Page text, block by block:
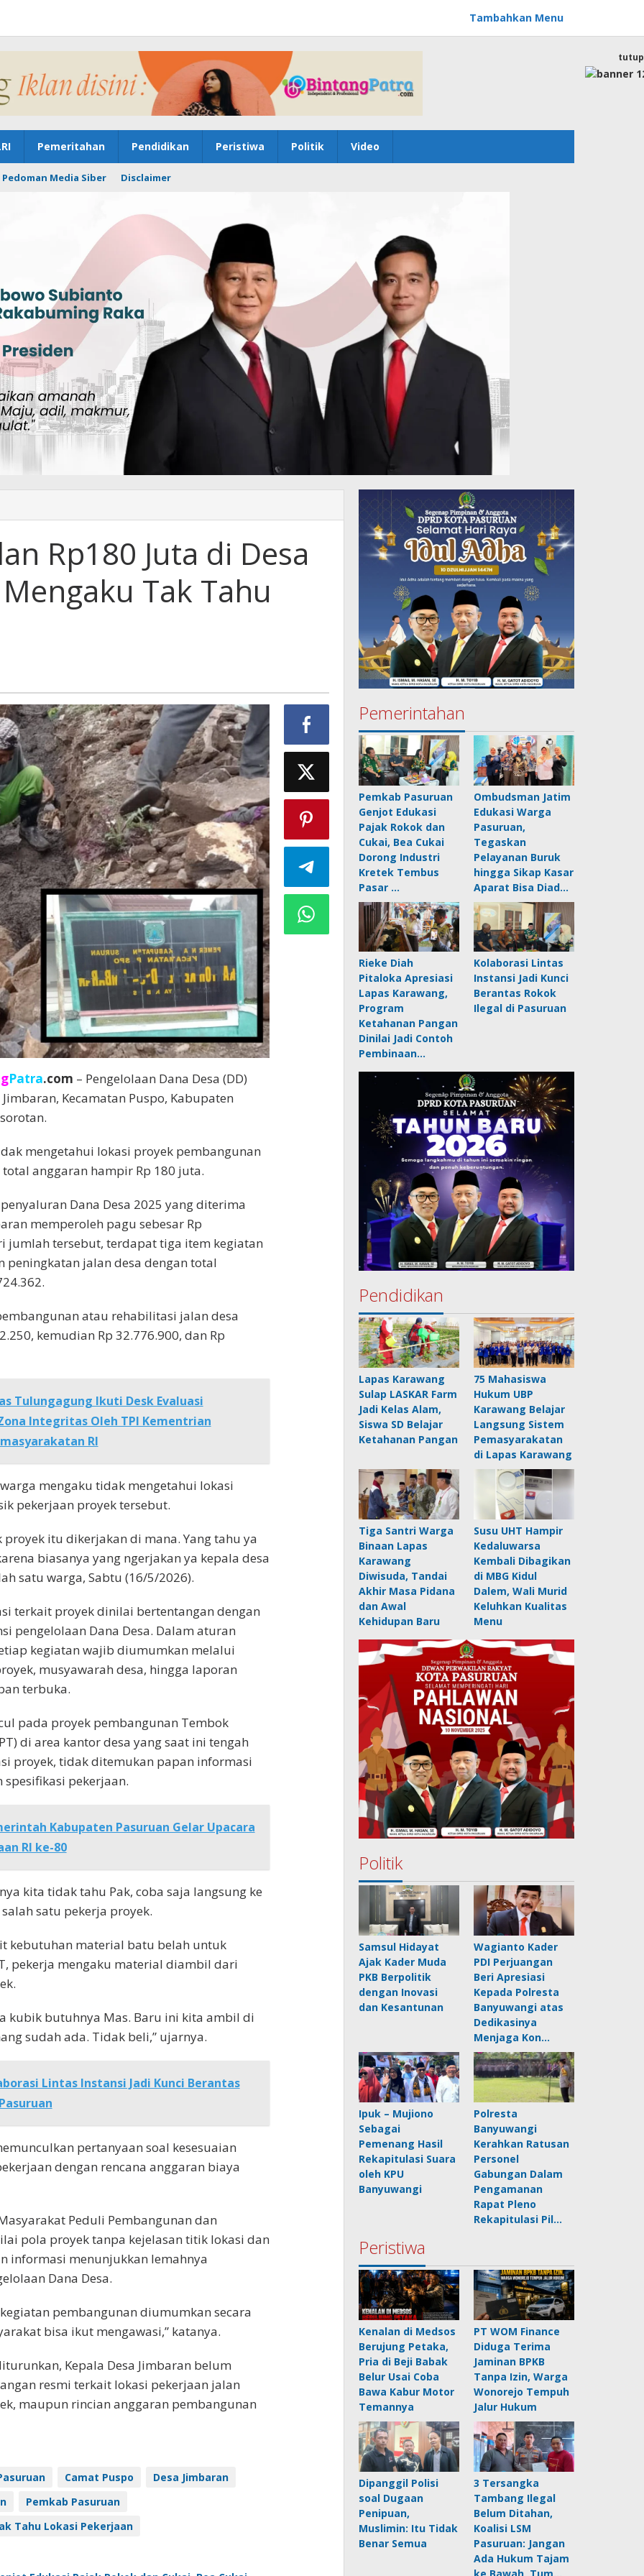
Tambahkan Menu
Pemeritahan Pendidikan Peristiwa Politik Video
Pedoman Media Siber Disclaimer
tutup
Rp180 Juta di Desa
Tak Tahu
Patra.com – Pengelolaan Dana Desa (DD)
Jimbaran, Kecamatan Puspo, Kabupaten
mengetahui lokasi proyek pembangunan
anggaran hampir Rp 180 juta.
Dana Desa 2025 yang diterima
memperoleh pagu sebesar Rp
jumlah tersebut, terdapat tiga item kegiatan
peningkatan jalan desa dengan total
atau rehabilitasi jalan desa
kemudian Rp 32.776.900, dan Rp
Tulungagung Ikuti Desk Evaluasi
Integritas Oleh TPI Kementrian
RI
mengaku tidak mengetahui lokasi
pekerjaan proyek tersebut.
proyek itu dikerjakan di mana. Yang tahu ya
biasanya yang ngerjakan ya kepala desa
satu warga, Sabtu (16/5/2026).
terkait proyek dinilai bertentangan dengan
pengelolaan Dana Desa. Dalam aturan
kegiatan wajib diumumkan melalui
musyawarah desa, hingga laporan
terbuka.
pada proyek pembangunan Tembok
di area kantor desa yang saat ini tengah
proyek, tidak ditemukan papan informasi
pekerjaan.
Kabupaten Pasuruan Gelar Upacara
RI ke-80
kita tidak tahu Pak, coba saja langsung ke
satu pekerja proyek.
kebutuhan material batu belah untuk
pekerja mengaku material diambil dari
kubik butuhnya Mas. Baru ini kita ambil di
sudah ada. Tidak beli,” ujarnya.
Lintas Instansi Jadi Kunci Berantas
pertanyaan soal kesesuaian
dengan rencana anggaran biaya
Peduli Pembangunan dan
pola proyek tanpa kejelasan titik lokasi dan
informasi menunjukkan lemahnya
Dana Desa.
pembangunan diumumkan secara
bisa ikut mengawasi,” katanya.
Kepala Desa Jimbaran belum
resmi terkait lokasi pekerjaan jalan
maupun rincian anggaran pembangunan
Camat Puspo
Desa Jimbaran
Pemkab Pasuruan
Tahu Lokasi Pekerjaan
Pemerintahan
Pemkab Pasuruan
Genjot Edukasi
Pajak Rokok dan
Cukai, Bea Cukai
Dorong Industri
Kretek Tembus
Pasar …
Ombudsman Jatim
Edukasi Warga
Pasuruan,
Tegaskan
Pelayanan Buruk
hingga Sikap Kasar
Aparat Bisa Diad…
Rieke Diah
Pitaloka Apresiasi
Lapas Karawang,
Program
Ketahanan Pangan
Dinilai Jadi Contoh
Pembinaan…
Kolaborasi Lintas
Instansi Jadi Kunci
Berantas Rokok
Ilegal di Pasuruan
Pendidikan
Lapas Karawang
Sulap LASKAR Farm
Jadi Kelas Alam,
Siswa SD Belajar
Ketahanan Pangan
75 Mahasiswa
Hukum UBP
Karawang Belajar
Langsung Sistem
Pemasyarakatan
di Lapas Karawang
Tiga Santri Warga
Binaan Lapas
Karawang
Diwisuda, Tandai
Akhir Masa Pidana
dan Awal
Kehidupan Baru
Susu UHT Hampir
Kedaluwarsa
Kembali Dibagikan
di MBG Kidul
Dalem, Wali Murid
Keluhkan Kualitas
Menu
Politik
Samsul Hidayat
Ajak Kader Muda
PKB Berpolitik
dengan Inovasi
dan Kesantunan
Wagianto Kader
PDI Perjuangan
Beri Apresiasi
Kepada Polresta
Banyuwangi atas
Dedikasinya
Menjaga Kon…
Ipuk – Mujiono
Sebagai
Pemenang Hasil
Rekapitulasi Suara
oleh KPU
Banyuwangi
Polresta
Banyuwangi
Kerahkan Ratusan
Personel
Gabungan Dalam
Pengamanan
Rapat Pleno
Rekapitulasi Pil…
Peristiwa
Kenalan di Medsos
Berujung Petaka,
Pria di Beji Babak
Belur Usai Coba
Bawa Kabur Motor
Temannya
PT WOM Finance
Diduga Terima
Jaminan BPKB
Tanpa Izin, Warga
Wonorejo Tempuh
Jalur Hukum
Dipanggil Polisi
soal Dugaan
Penipuan,
Muslimin: Itu Tidak
Benar Semua
3 Tersangka
Tambang Ilegal
Belum Ditahan,
Koalisi LSM
Pasuruan: Jangan
Ada Hukum Tajam